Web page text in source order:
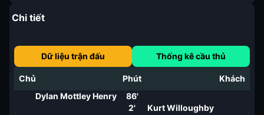
Chi tiết
Dữ liệu trận đấu Thống kê cầu thủ
Chủ Phút
Khách
Dylan Mottley Henry
86'
2'
Kurt Willoughby